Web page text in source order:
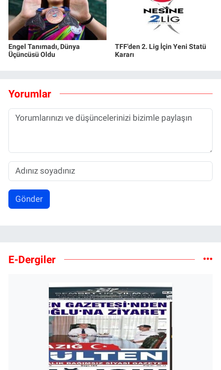
Engel Tanımadı, Dünya
Üçüncüsü Oldu
TFF'den 2. Lig İçin Yeni Statü
Kararı
Yorumlar
Gönder
E-Dergiler